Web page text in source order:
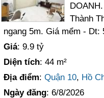
Thành
ngang 5m. Giá mểm - Dt:
Giá: 9.9 tỷ
Diện tích: 44 m²
Địa điểm:Quận 10, Hồ
Ngày đăng: 6/8/2026